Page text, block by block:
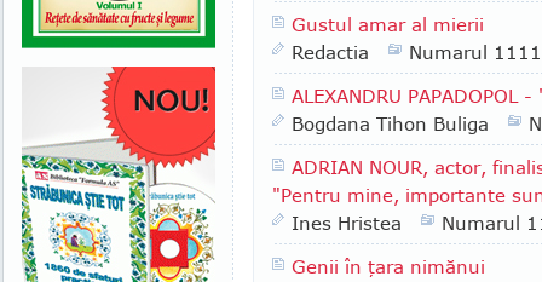
Gustul amar al mierii
Redactia
Numarul 1111
ALEXANDRU
Bogdana Tihon Buliga
ADRIAN NOUR, actor,
"Pentru mine, importante
Ines Hristea
Numarul
Genii în ţara nimănui